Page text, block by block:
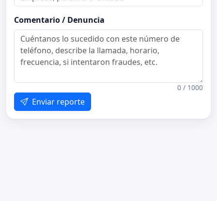
Comentario / Denuncia
0 / 1000
Enviar reporte